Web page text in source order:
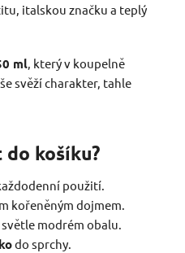
italskou značku a teplý
ml, který v koupelně
svěží charakter, tahle
košíku?
použití.
kořeněným dojmem.
modrém obalu.
do sprchy.